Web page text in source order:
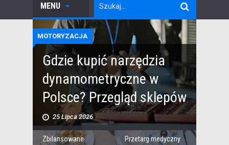
MENU
MOTORYZACJA
Gdzie kupić narzędzia
dynamometryczne w
Polsce? Przegląd sklepów
25 Lipca 2026
Zbilansowane
Przetarg medyczny